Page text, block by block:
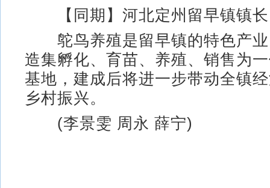
【同期】河北定州留早镇镇长
鸵鸟养殖是留早镇的特色产业
造集孵化、育苗、养殖、销售为
基地，建成后将进一步带动全镇
乡村振兴。
(李景雯 周永 薛宁)